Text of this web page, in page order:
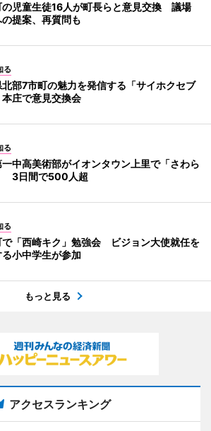
の児童生徒16人が町長らと意見交換 議場
提案、再質問も
る
部7市町の魅力を発信する「サイホクセブ
庄で意見交換会
る
中高美術部がイオンタウン上里で「さわら
3日間で500人超
る
で「西崎キク」勉強会 ビジョン大使就任を
小中学生が参加
もっと見る
アクセスランキング